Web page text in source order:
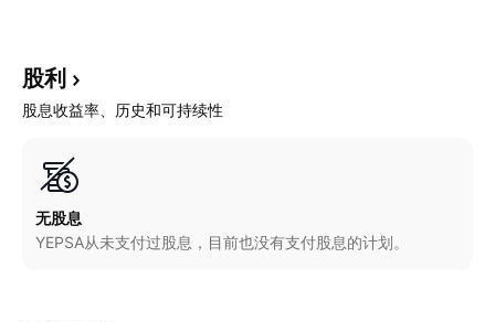
股利
股息收益率、历史和可持续性
无股息
YEPSA从未支付过股息，目前也没有支付股息的计划。